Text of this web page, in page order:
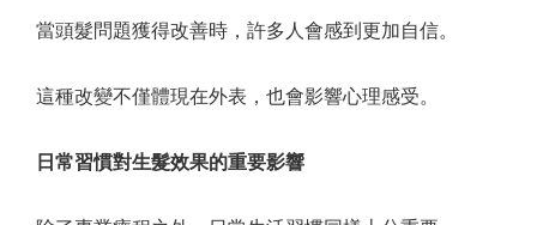
當頭髮問題獲得改善時，許多人會感到更加自信。
這種改變不僅體現在外表，也會影響心理感受。
日常習慣對生髮效果的重要影響